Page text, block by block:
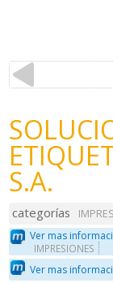
S.A.
categorías
Ver mas
IMPRESIONES
Ver mas